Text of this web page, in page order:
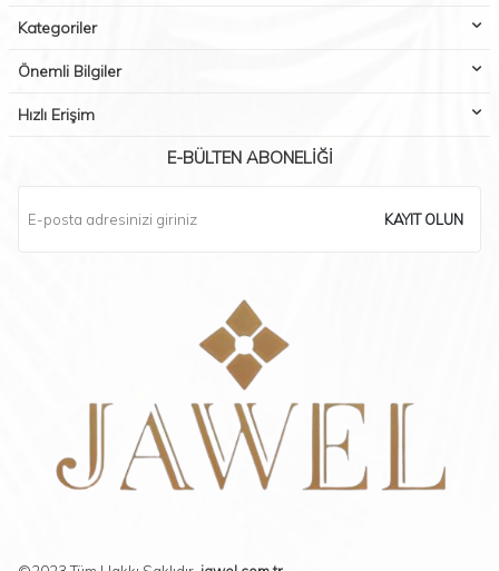
Kategoriler
Önemli Bilgiler
Hızlı Erişim
E-BÜLTEN ABONELIĞI
KAYIT OLUN